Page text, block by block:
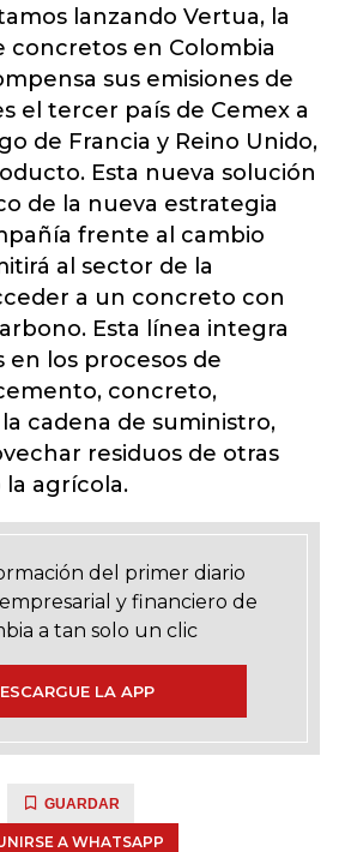
lanzando Vertua, la
concretos en Colombia
sus emisiones de
el tercer país de Cemex a
de Francia y Reino Unido,
Esta nueva solución
de la nueva estrategia
frente al cambio
al sector de la
a un concreto con
Esta línea integra
en los procesos de
concreto,
cadena de suministro,
residuos de otras
agrícola.
del primer diario
y financiero de
a tan solo un clic
LA APP
GUARDAR
A WHATSAPP